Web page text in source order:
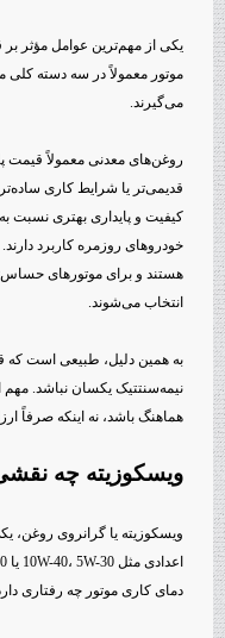
یکی از مهم‌ترین عوامل مؤثر
موتور معمولاً در سه دسته کلی
می‌گیرند.
روغن‌های معدنی معمولاً قیمت
قدیمی‌تر یا شرایط کاری
کیفیت و پایداری بهتری نسبت
خودروهای روزمره کاربرد
هستند و برای موتورهای
انتخاب می‌شوند.
به همین دلیل، طبیعی است که
نیمه‌سنتتیک یکسان نباشد. مهم
هماهنگ باشد، نه اینکه صرفاً
ویسکوزیته چه
ویسکوزیته یا گرانروی
دمای کاری موتور چه رفتاری